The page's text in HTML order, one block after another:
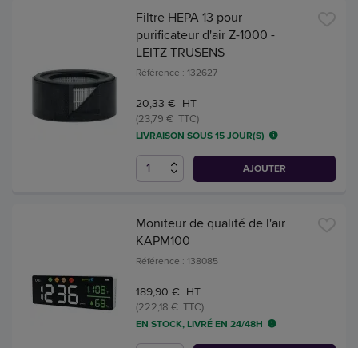
Filtre HEPA 13 pour
purificateur d'air Z-1000 -
LEITZ TRUSENS
Référence : 132627
20,33 € HT
(23,79 € TTC)
LIVRAISON SOUS 15 JOUR(S)
AJOUTER
Moniteur de qualité de l'air
KAPM100
Référence : 138085
189,90 € HT
(222,18 € TTC)
EN STOCK, LIVRÉ EN 24/48H